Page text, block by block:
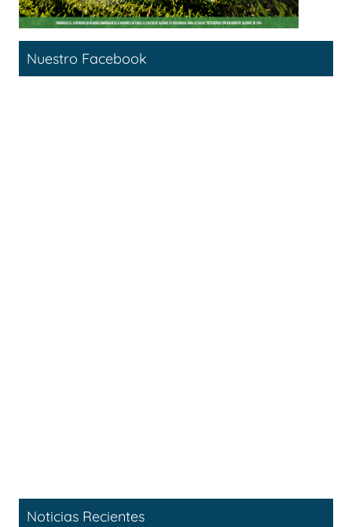
Nuestro Facebook
Noticias Recientes